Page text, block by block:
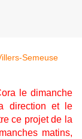
le dimanche
direction et le
ce projet de la
matins,